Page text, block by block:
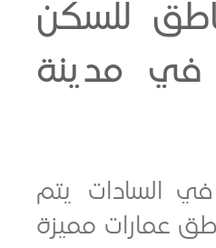
للسكن
مدينة
يتم
مميزة